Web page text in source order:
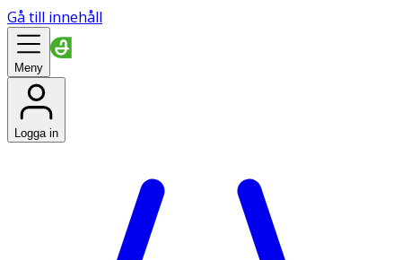
Gå till innehåll
Meny
Logga in